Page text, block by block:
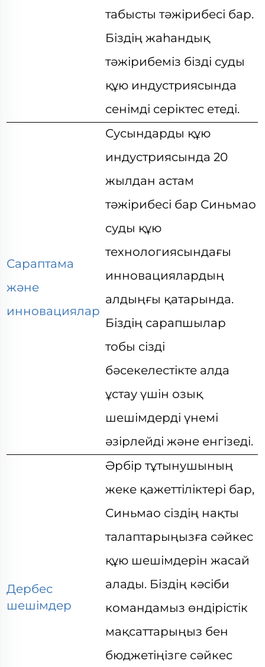
табысты тәжірибесі бар.
Біздің жаһандық
тәжірибеміз бізді суды
құю индустриясында
сенімді серіктес етеді.
Сараптама
және
инновациялар
Сусындарды құю
индустриясында 20
жылдан астам
тәжірибесі бар Синьмао
суды құю
технологиясындағы
инновациялардың
алдыңғы қатарында.
Біздің сарапшылар
тобы сізді
бәсекелестікте алда
ұстау үшін озық
шешімдерді үнемі
әзірлейді және енгізеді.
Дербес
шешімдер
Әрбір тұтынушының
жеке қажеттіліктері бар,
Синьмао сіздің нақты
талаптарыңызға сәйкес
құю шешімдерін жасай
алады. Біздің кәсіби
командамыз өндірістік
мақсаттарыңыз бен
бюджетіңізге сәйкес